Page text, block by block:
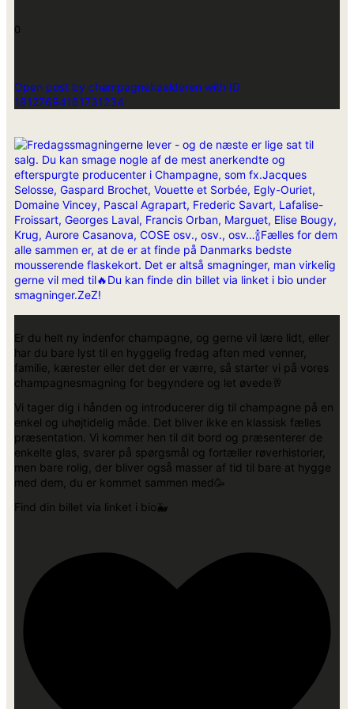
0
Open post by champagnekaelderen with ID
18127694161731234
Er du helt ny indenfor champagne, og gerne vil lære lidt, eller
har du bare lyst til en hyggelig fredag aften med venner,
familie, kærester eller det der er værre, så starter vi på vores
champagnesmagning for begyndere og let øvede🥂
Vi tager dig i hånden og introducerer dig til champagne på en
enkel og uhøjtidelig måde. Det bliver ikke en klassisk fælles
præsentation. Vi kommer hen til dit bord og præsenterer de
enkelte glas, svarer på spørgsmål og fortæller røverhistorier,
men bare rolig, der bliver også masser af tid til bare at hygge
med dem, du er kommet sammen med🥳
Find din billet via linket i bio🐳